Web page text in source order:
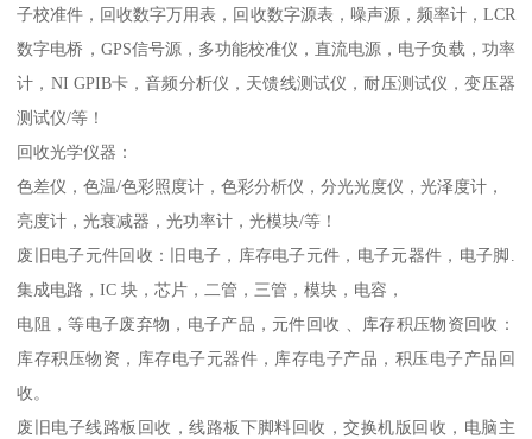
子校准件，回收数字万用表，回收数字源表，噪声源，频率计，LCR
数字电桥，GPS信号源，多功能校准仪，直流电源，电子负载，功率
计，NI GPIB卡，音频分析仪，天馈线测试仪，耐压测试仪，变压器
测试仪/等！
回收光学仪器：
色差仪，色温/色彩照度计，色彩分析仪，分光光度仪，光泽度计，
亮度计，光衰减器，光功率计，光模块/等！
废旧电子元件回收：旧电子，库存电子元件，电子元器件，电子脚.
集成电路，IC 块，芯片，二管，三管，模块，电容，
电阻，等电子废弃物，电子产品，元件回收 、库存积压物资回收：
库存积压物资，库存电子元器件，库存电子产品，积压电子产品回
收。
废旧电子线路板回收，线路板下脚料回收，交换机版回收，电脑主